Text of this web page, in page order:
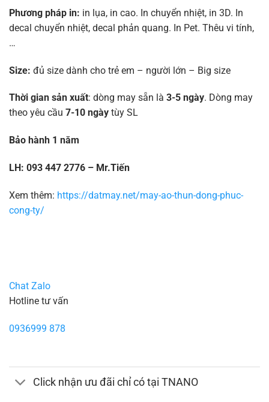
Phương pháp in: in lụa, in cao. In chuyển nhiệt, in 3D. In
decal chuyển nhiệt, decal phản quang. In Pet. Thêu vi tính,
…
Size: đủ size dành cho trẻ em – người lớn – Big size
Thời gian sản xuất: dòng may sẵn là 3-5 ngày. Dòng may
theo yêu cầu 7-10 ngàytùy SL
Bảo hành 1 năm
LH: 093 447 2776 – Mr.Tiến
Xem thêm: https://datmay.net/may-ao-thun-dong-phuc-
cong-ty/
Chat Zalo
Hotline tư vấn
0936999 878
Click nhận ưu đãi chỉ có tại TNANO